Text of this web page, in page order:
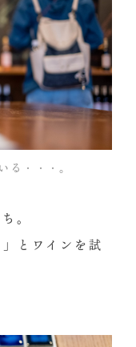
る・・・。
。
とワインを試